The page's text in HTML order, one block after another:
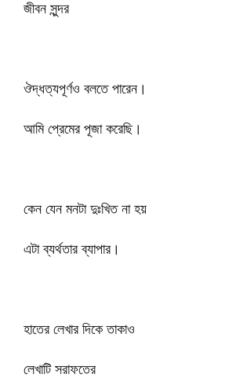
জীবন সুন্দর
ঔদ্ধত্যপূর্ণও বলতে পারেন।
আমি প্রেমের পূজা করেছি।
কেন যেন মনটা দুঃখিত না হয়
এটা ব্যর্থতার ব্যাপার।
হাতের লেখার দিকে তাকাও
লেখাটি সরাফতের